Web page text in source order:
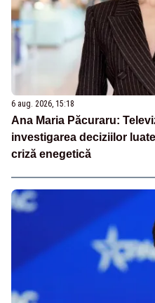
6 aug. 2026, 15:18
Ana Maria Păcuraru:
investigarea deciziilor
criză enegetică